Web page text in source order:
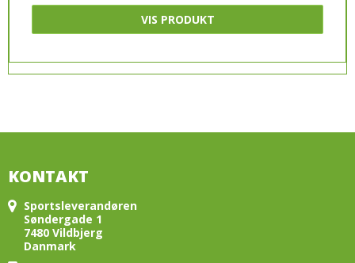
VIS PRODUKT
KONTAKT
Sportsleverandøren
Søndergade 1
7480 Vildbjerg
Danmark